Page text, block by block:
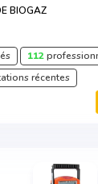
BIOGAZ
112
récentes